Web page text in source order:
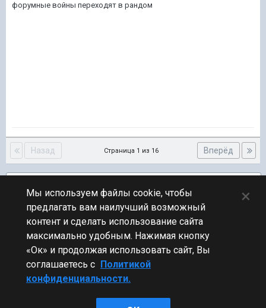
форумные войны переходят в рандом
Назад Вперёд
Страница 1 из 16
ПЕРЕЙТИ К СПИСКУ ТЕМ
Флудилка
Стиль
Мы используем файлы cookie, чтобы
предлагать вам наилучший возможный
контент и сделать использование сайта
максимально удобным. Нажимая кнопку
«Ок» и продолжая использовать сайт, Вы
соглашаетесь с Политикой
конфиденциальности.
×